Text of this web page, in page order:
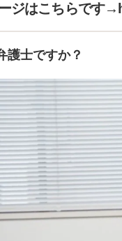
ジはこちらです
護士ですか？